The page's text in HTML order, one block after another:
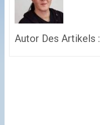
Autor Des Artikels :